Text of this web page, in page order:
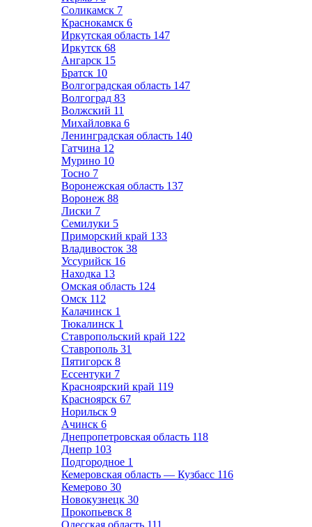
Соликамск 7
Краснокамск 6
Иркутская область 147
Иркутск 68
Ангарск 15
Братск 10
Волгоградская область 147
Волгоград 83
Волжский 11
Михайловка 6
Ленинградская область 140
Гатчина 12
Мурино 10
Тосно 7
Воронежская область 137
Воронеж 88
Лиски 7
Семилуки 5
Приморский край 133
Владивосток 38
Уссурийск 16
Находка 13
Омская область 124
Омск 112
Калачинск 1
Тюкалинск 1
Ставропольский край 122
Ставрополь 31
Пятигорск 8
Ессентуки 7
Красноярский край 119
Красноярск 67
Норильск 9
Ачинск 6
Днепропетровская область 118
Днепр 103
Подгородное 1
Кемеровская область — Кузбасс 116
Кемерово 30
Новокузнецк 30
Прокопьевск 8
Одесская область 111